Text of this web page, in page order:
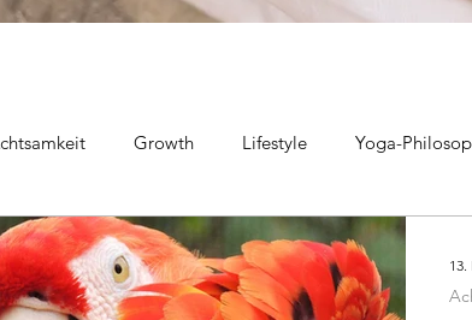
Growth Lifestyle Yoga-
Asanas Gesundheitstipps Forrest Yoga
13.